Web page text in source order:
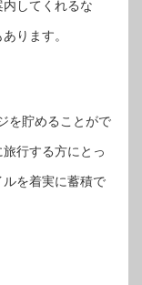
してくれるな
ります。
を貯めることがで
行する方にとっ
を着実に蓄積で